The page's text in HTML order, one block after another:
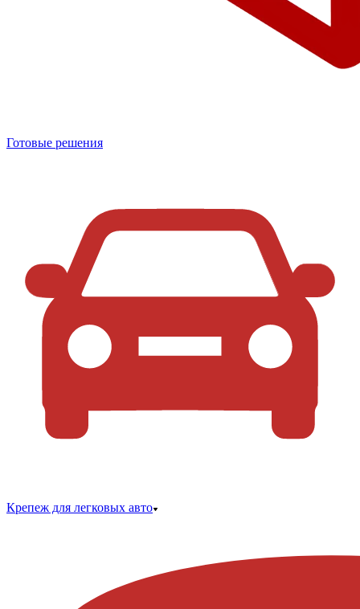
Готовые решения
Крепеж для легковых авто